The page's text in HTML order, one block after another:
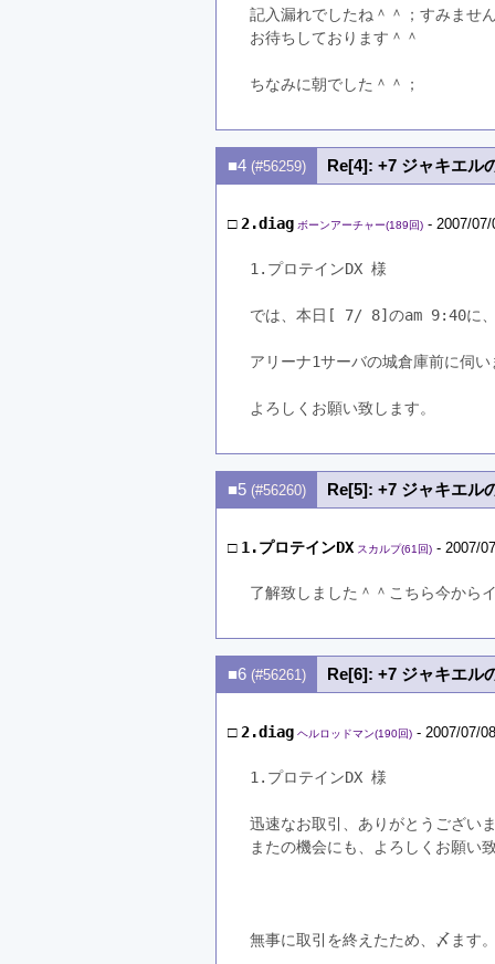
記入漏れでしたね＾＾；すみませ
お待ちしております＾＾
ちなみに朝でした＾＾；
■4 (#56259) Re[4]: +7 ジャキエル
□ 2.diag ボーンアーチャー(189回) - 2007/
1.プロテインDX 様
では、本日[ 7/ 8]のam 9:40に
アリーナ1サーバの城倉庫前に伺い
よろしくお願い致します。
■5 (#56260) Re[5]: +7 ジャキエル
□ 1.プロテインDX スカルプ(61回) - 2007/
了解致しました＾＾こちら今から
■6 (#56261) Re[6]: +7 ジャキエル
□ 2.diag ヘルロッドマン(190回) - 2007/07/
1.プロテインDX 様
迅速なお取引、ありがとうござい
またの機会にも、よろしくお願い
無事に取引を終えたため、〆ます